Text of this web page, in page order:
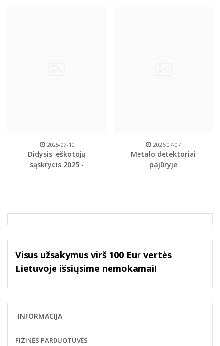
2025-09-10
Didysis ieškotojų
sąskrydis 2025 -
2026-07-07
Metalo detektoriai
pajūryje
Visus užsakymus virš 100 Eur vertės
Lietuvoje išsiųsime nemokamai!
INFORMACIJA
FIZINĖS PARDUOTUVĖS